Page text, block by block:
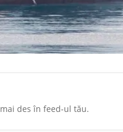
des în feed-ul tău.